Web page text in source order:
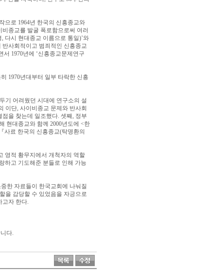
으로 1964년 한국의 신흥종교와
종교를 발굴 폭로함으로써 여러
, 다시 현대종교 이름으로 통일)’와
반사회적이고 범죄적인 신흥종교
서 1970년에 ‘신흥종교문제연구
1970년대부터 일부 타락한 신흥
기 어려웠던 시대에 연구소의 설
이단, 사이비종교 문제와 반사회
점을 찾는데 일조했다. 셋째, 정부
현대종교와 함께 2000년도에 <한
『사료 한국의 신흥종교(탁명환의
영적 황무지에서 개척자의 역할
하고 기도해준 분들로 인해 가능
중한 자료들이 한국교회에 나눠질
을 감당할 수 있었음을 자긍으로
고자 한다.
다.